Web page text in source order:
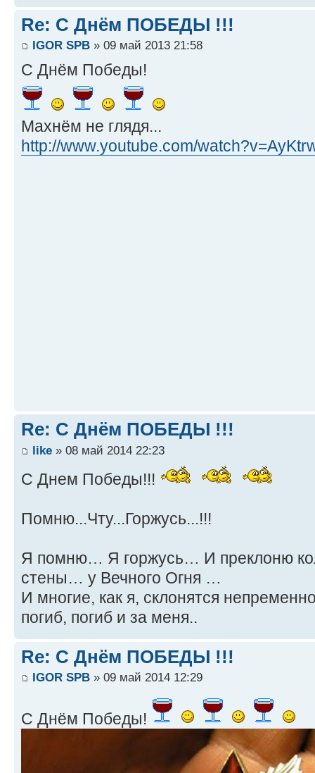
Re: С Днём ПОБЕДЫ !!!
IGOR SPB » 09 май 2013 21:58
С Днём Победы!
Махнём не глядя...
http://www.youtube.com/
Re: С Днём ПОБЕДЫ !!!
like » 08 май 2014 22:23
С Днем Победы!!!
Помню...Чту...Горжусь...!!!
Я помню… Я горжусь… И преклоню
стены… у Вечного Огня …
И многие, как я, склонятся
погиб, погиб и за меня..
Re: С Днём ПОБЕДЫ !!!
IGOR SPB » 09 май 2014 12:29
С Днём Победы!